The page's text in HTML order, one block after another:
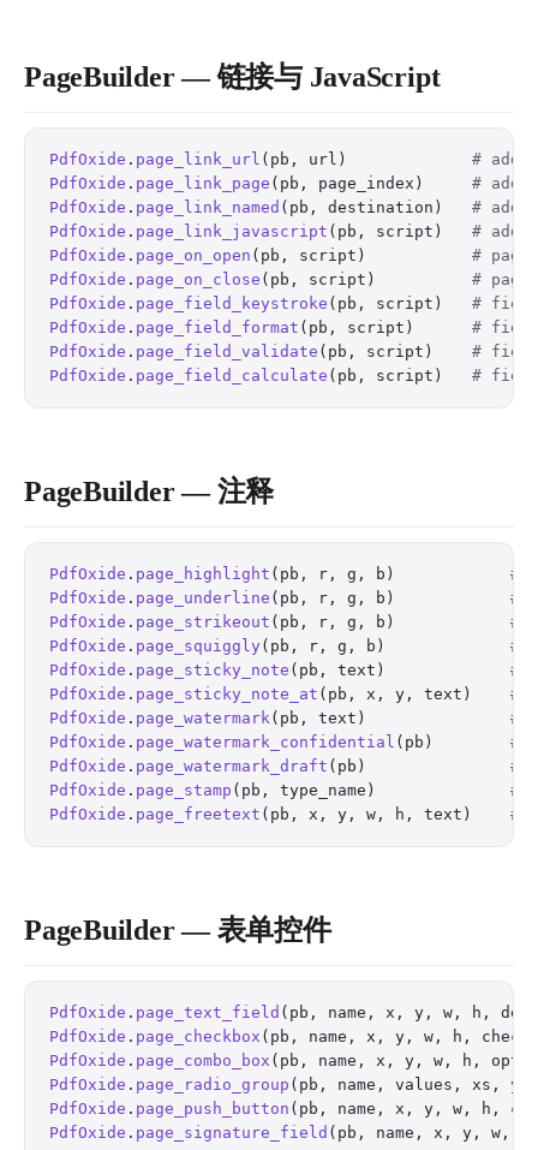
PageBuilder — 链接与 JavaScript
PdfOxide . page_link_url (pb, url) # add
PdfOxide . page_link_page (pb, page_index) # add
PdfOxide . page_link_named (pb, destination) # add
PdfOxide . page_link_javascript (pb, script) # add
PdfOxide . page_on_open (pb, script) #
PdfOxide . page_on_close (pb, script) #
PdfOxide . page_field_keystroke (pb, script) # field
PdfOxide . page_field_format (pb, script) # field
PdfOxide . page_field_validate (pb, script) # field
PdfOxide . page_field_calculate (pb, script) # field
PageBuilder — 注释
PdfOxide . page_highlight (pb, r, g, b) #
PdfOxide . page_underline (pb, r, g, b) #
PdfOxide . page_strikeout (pb, r, g, b) #
PdfOxide . page_squiggly (pb, r, g, b) #
PdfOxide . page_sticky_note (pb, text) #
PdfOxide . page_sticky_note_at (pb, x, y, text) #
PdfOxide . page_watermark(pb, text) #
PdfOxide . page_watermark_confidential (pb) #
PdfOxide . page_watermark_draft (pb) #
PdfOxide . page_stamp (pb, type_name) #
PdfOxide . page_freetext (pb, x, y, w, h, text) #
PageBuilder — 表单控件
PdfOxide . page_text_field (pb, name, x, y, w, h,
PdfOxide . page_checkbox (pb, name, x, y,
PdfOxide . page_combo_box (pb, name, x, y, w, h,
PdfOxide . page_radio_group (pb, name, values, xs,
PdfOxide . page_push_button (pb, name, x,
PdfOxide . page_signature_field (pb,